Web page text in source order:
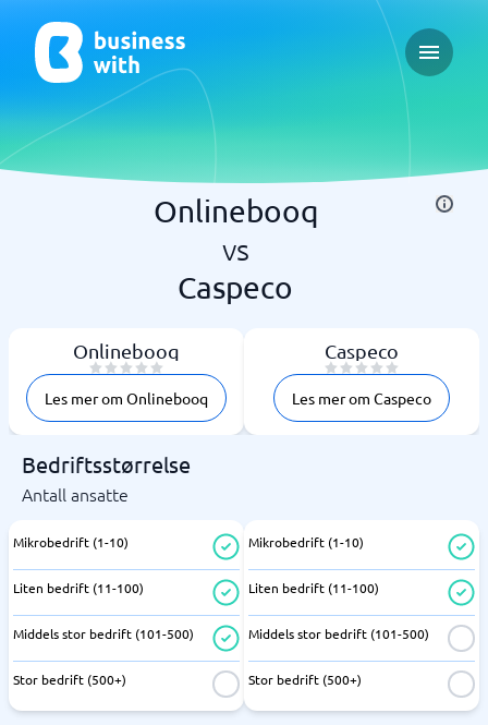
Open
Onlinebooq
vs
Caspeco
Onlinebooq
Les mer om Onlinebooq
Caspeco
Les mer om Caspeco
Bedriftsstørrelse
Antall ansatte
Mikrobedrift (1-10)
Liten bedrift (11-100)
Middels stor bedrift (101-500)
Stor bedrift (500+)
Mikrobedrift (1-10)
Liten bedrift (11-100)
Middels stor bedrift (101-500)
Stor bedrift (500+)